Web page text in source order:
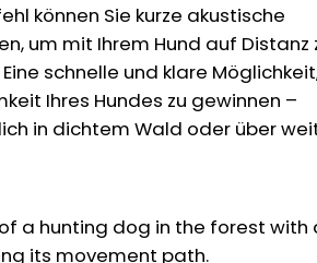
können Sie kurze akustische
um mit Ihrem Hund auf Distanz
schnelle und klare
Ihres Hundes zu gewinnen –
in dichtem Wald oder über